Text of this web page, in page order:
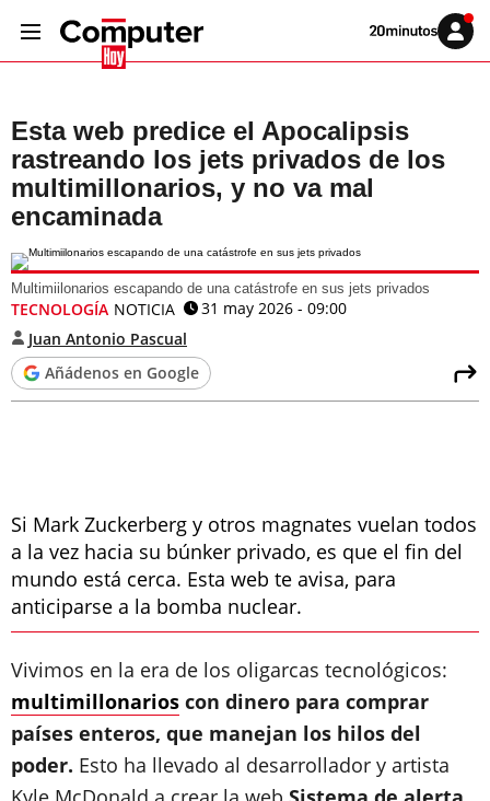
Volver
Iniciar
sesión
Esta web predice el Apocalipsis
rastreando los jets privados de los
multimillonarios, y no va mal
encaminada
Multimiilonarios escapando de una catástrofe en sus jets privados
TECNOLOGÍA NOTICIA
31 may 2026 - 09:00
Juan Antonio Pascual
Añádenos en Google
Si Mark Zuckerberg y otros magnates vuelan todos
a la vez hacia su búnker privado, es que el fin del
mundo está cerca. Esta web te avisa, para
anticiparse a la bomba nuclear.
Vivimos en la era de los oligarcas tecnológicos:
multimillonarios con dinero para comprar
países enteros, que manejan los hilos del
poder. Esto ha llevado al desarrollador y artista